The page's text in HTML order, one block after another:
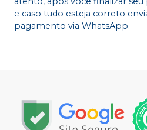
e caso tudo esteja correto
pagamento via WhatsApp.